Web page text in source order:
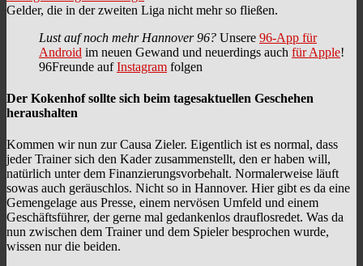
Gelder, die in der zweiten Liga nicht mehr so fließen.
Lust auf noch mehr Hannover 96? Unsere 96-App für
Android im neuen Gewand und neuerdings auch für Apple!
96Freunde aufInstagram folgen
Der Kokenhof sollte sich beim tagesaktuellen Geschehen
heraushalten
Kommen wir nun zur Causa Zieler. Eigentlich ist es normal, dass
jeder Trainer sich den Kader zusammenstellt, den er haben will,
natürlich unter dem Finanzierungsvorbehalt. Normalerweise läuft
sowas auch geräuschlos. Nicht so in Hannover. Hier gibt es da eine
Gemengelage aus Presse, einem nervösen Umfeld und einem
Geschäftsführer, der gerne mal gedankenlos drauflosredet. Was da
nun zwischen dem Trainer und dem Spieler besprochen wurde,
wissen nur die beiden.